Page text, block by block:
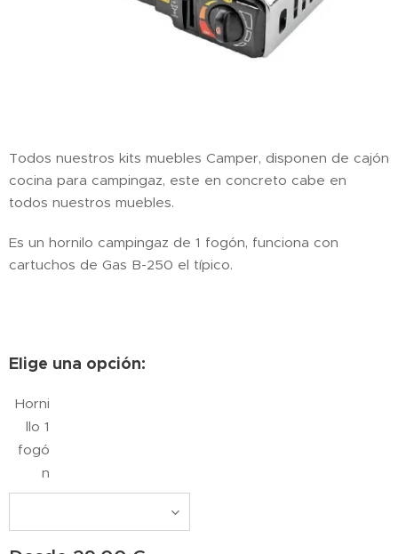
Todos nuestros kits muebles Camper, disponen de cajón
cocina para campingaz, este en concreto cabe en
todos nuestros muebles.
Es un hornilo campingaz de 1 fogón, funciona con
cartuchos de Gas B-250 el típico.
Elige una opción:
Horni
llo 1
fogó
n